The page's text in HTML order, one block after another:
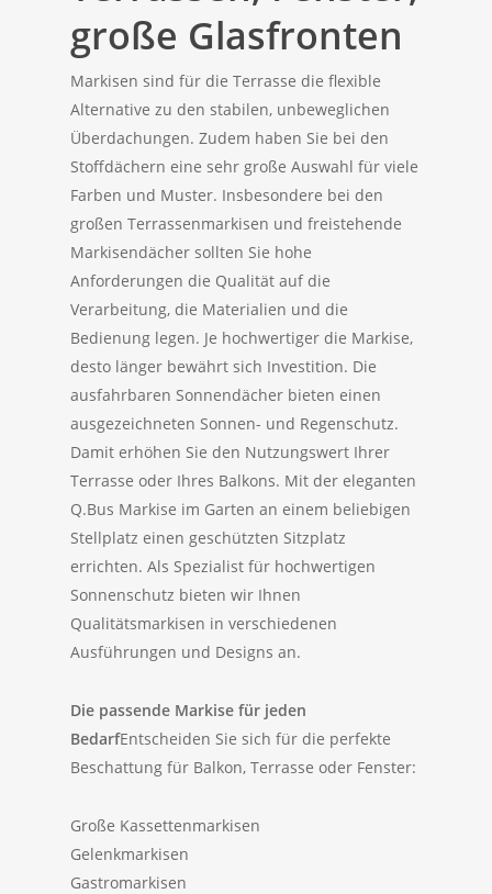
WEITERE SONNENSCHUTZLÖSUNGEN
große Glasfronten
Markisen sind für die Terrasse die flexible
Alternative zu den stabilen, unbeweglichen
Überdachungen. Zudem haben Sie bei den
Stoffdächern eine sehr große Auswahl für viele
Farben und Muster. Insbesondere bei den
großen Terrassenmarkisen und freistehende
Markisendächer sollten Sie hohe
Anforderungen die Qualität auf die
Verarbeitung, die Materialien und die
Bedienung legen. Je hochwertiger die Markise,
desto länger bewährt sich Investition. Die
ausfahrbaren Sonnendächer bieten einen
ausgezeichneten Sonnen- und Regenschutz.
Damit erhöhen Sie den Nutzungswert Ihrer
Terrasse oder Ihres Balkons. Mit der eleganten
Q.Bus Markise im Garten an einem beliebigen
Stellplatz einen geschützten Sitzplatz
errichten. Als Spezialist für hochwertigen
Sonnenschutz bieten wir Ihnen
Qualitätsmarkisen in verschiedenen
Ausführungen und Designs an.
Die passende Markise für jeden
BedarfEntscheiden Sie sich für die perfekte
Beschattung für Balkon, Terrasse oder Fenster:
Große Kassettenmarkisen
Gelenkmarkisen
Gastromarkisen